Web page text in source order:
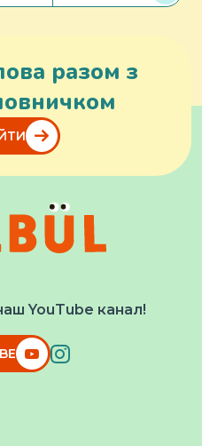
разом з
YouTube канал!